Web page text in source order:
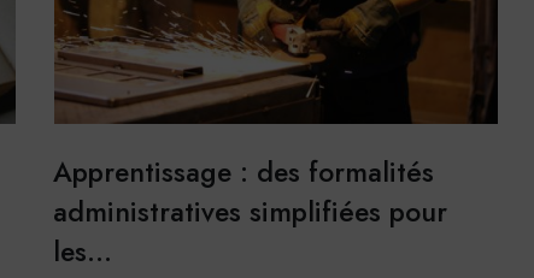
Apprentissage : des formalités
administratives simplifiées pour
les…